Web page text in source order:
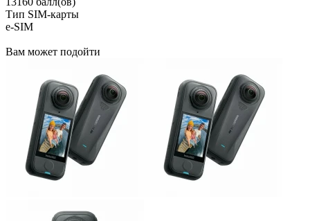
Тип SIM-карты
e-SIM
Вам может подойти